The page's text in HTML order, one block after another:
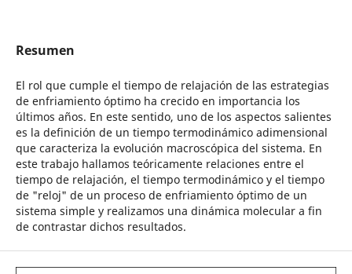
Resumen
El rol que cumple el tiempo de relajación de las estrategias
de enfriamiento óptimo ha crecido en importancia los
últimos años. En este sentido, uno de los aspectos salientes
es la definición de un tiempo termodinámico adimensional
que caracteriza la evolución macroscópica del sistema. En
este trabajo hallamos teóricamente relaciones entre el
tiempo de relajación, el tiempo termodinámico y el tiempo
de "reloj" de un proceso de enfriamiento óptimo de un
sistema simple y realizamos una dinámica molecular a fin
de contrastar dichos resultados.